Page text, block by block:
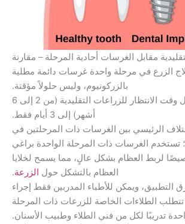
الغرسات أحادية المرحلة – مقارنة
واحدة غرسات دائمة مطلية
بالزركونيوم، وليس حلولاً مؤقتة.
يتم تقليل وقت الانتظار للزراعات التقليدية (من 2 إلى 6
بين الغرسات ذات المرحلتين في
ذات المرحلة الواحدة براغي
بشكل عالٍ، مما يسمح لخلايا
العظام بالتشكل حولالزرعة .
للأطباء المدربين فقط إجراء
الخاصة للزرعات ذات المرحلة
لكل من فني الطلاء وطبيب الأسنان.